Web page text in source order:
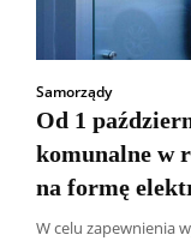
Samorządy
Od 1
komunalne w
na formę
W celu zapewnienia